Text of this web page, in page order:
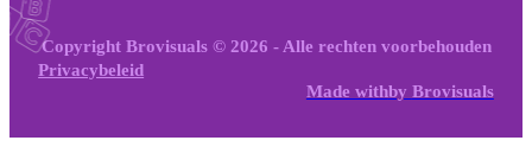
Copyright Brovisuals © 2026 - Alle rechten voorbehouden
Privacybeleid
Made withby Brovisuals